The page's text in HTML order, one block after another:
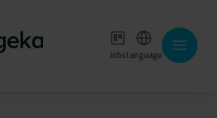
JobsLanguage